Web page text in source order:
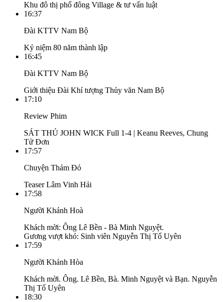
Khu đô thị phố đông Village & tư vấn luật
16:37
Đài KTTV Nam Bộ
Kỷ niệm 80 năm thành lập
16:45
Đài KTTV Nam Bộ
Giới thiệu Đài Khí tượng Thủy văn Nam Bộ
17:10
Review Phim
SÁT THỦ JOHN WICK Full 1-4 | Keanu Reeves, Chung
Tử Đơn
17:57
Chuyện Thảm Đỏ
Teaser Lâm Vinh Hải
17:58
Người Khánh Hoà
Khách mời: Ông Lê Bền - Bà Minh Nguyệt.
Gương vượt khó: Sinh viên Nguyễn Thị Tố Uyên
17:59
Người Khánh Hòa
Khách mời. Ông. Lê Bền, Bà. Minh Nguyệt và Bạn. Nguyễn
Thị Tố Uyên
18:30